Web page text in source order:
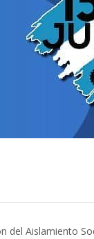
del Aislamiento